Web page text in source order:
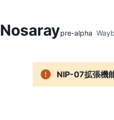
Nosaraypre-alpha
NIP-07拡張機